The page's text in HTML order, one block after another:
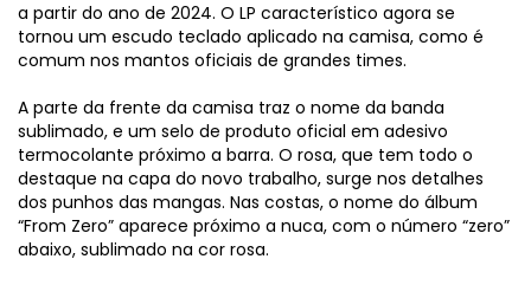
a partir do ano de 2024. O LP característico agora se
tornou um escudo teclado aplicado na camisa, como é
comum nos mantos oficiais de grandes times.
A parte da frente da camisa traz o nome da banda
sublimado, e um selo de produto oficial em adesivo
termocolante próximo a barra. O rosa, que tem todo o
destaque na capa do novo trabalho, surge nos detalhes
dos punhos das mangas. Nas costas, o nome do álbum
“From Zero” aparece próximo a nuca, com o número “zero”
abaixo, sublimado na cor rosa.